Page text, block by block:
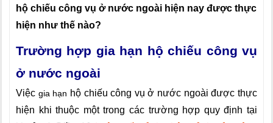
hộ chiếu công vụ ở nước ngoài hiện nay được thực
hiện như thế nào?
Trường hợp gia hạn hộ chiếu công vụ
ở nước ngoài
Việc gia hạn hộ chiếu công vụ ở nước ngoài được thực
hiện khi thuộc một trong các trường hợp quy định tại